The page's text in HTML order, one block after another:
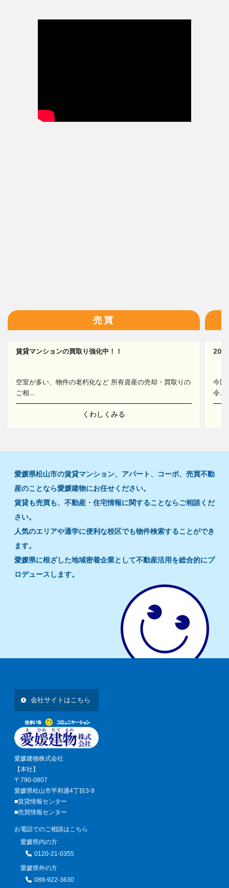
16
16
売買
賃貸マンションの買取り強化中！！
空室が多い、物件の老朽化など 所有資産の売却・買取りの
ご相...
くわしくみる
今回
令...
愛媛県松山市の賃貸マンション、アパート、コーポ、売買不動
産のことなら愛媛建物にお任せください。
賃貸も売買も、不動産・住宅情報に関することならご相談くだ
さい。
人気のエリアや通学に便利な校区でも物件検索することができ
ます。
愛媛県に根ざした地域密着企業として不動産活用を総合的にプ
ロデュースします。
会社サイトはこちら
愛媛建物株式会社
【本社】
〒790-0807
愛媛県松山市平和通4丁目3-9
■賃貸情報センター
■売買情報センター
お電話でのご相談はこちら
愛媛県内の方
0120-21-0355
愛媛県外の方
089-922-3630